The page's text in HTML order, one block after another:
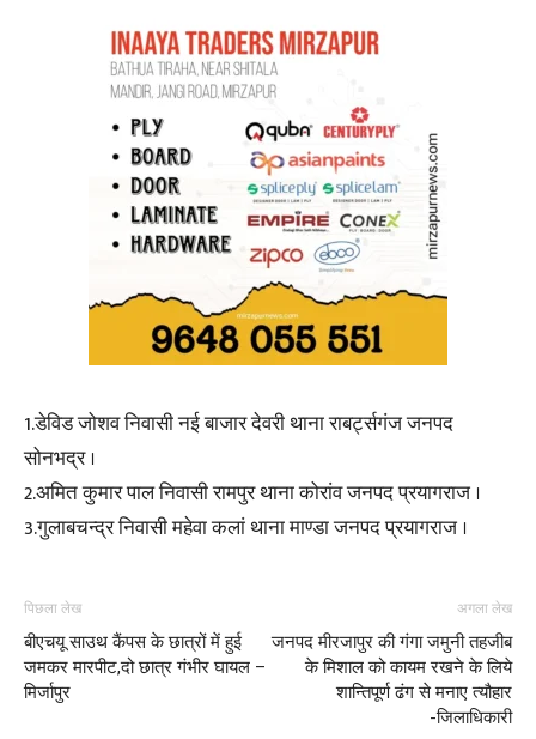
1.डेविड जोशव निवासी नई बाजार देवरी थाना राबर्ट्सगंज जनपद
सोनभद्र ।
2.अमित कुमार पाल निवासी रामपुर थाना कोरांव जनपद प्रयागराज ।
3.गुलाबचन्द्र निवासी महेवा कलां थाना माण्डा जनपद प्रयागराज ।
पिछला लेख
बीएचयू साउथ कैंपस के छात्रों में हुई
जमकर मारपीट,दो छात्र गंभीर घायल –
मिर्जापुर
अगला लेख
जनपद मीरजापुर की गंगा जमुनी तहजीब
के मिशाल को कायम रखने के लिये
शान्तिपूर्ण ढंग से मनाए त्यौहार
-जिलाधिकारी